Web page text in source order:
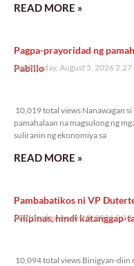
READ MORE »
Pagpa-prayoridad ng
Pabillo
Wednesday, August 5, 2026 2:27
10,019 total views Nanawagan
pamahalaan na magsulong ng
suliranin ng ekonomiya sa
READ MORE »
Pambabatikos ni VP
Pilipinas, hindi katanggap-
Wednesday, August 5, 2026
10,094 total views Binigyan-diin